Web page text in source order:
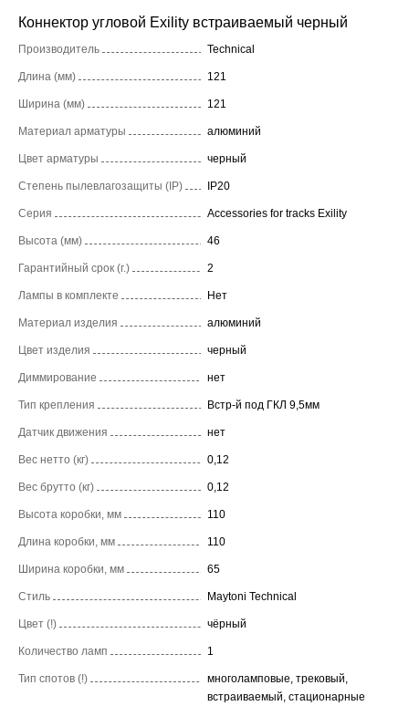
Коннектор угловой Exility встраиваемый черный
Производитель Technical
Длина (мм) 121
Ширина (мм) 121
Материал арматуры алюминий
Цвет арматуры черный
Степень пылевлагозащиты (IP) IP20
Серия Accessories for tracks Exility
Высота (мм) 46
Гарантийный срок (г.) 2
Лампы в комплекте Нет
Материал изделия алюминий
Цвет изделия черный
Диммирование нет
Тип крепления Встр-й под ГКЛ 9,5мм
Датчик движения нет
Вес нетто (кг) 0,12
Вес брутто (кг) 0,12
Высота коробки, мм 110
Длина коробки, мм 110
Ширина коробки, мм 65
Стиль Maytoni Technical
Цвет (!) чёрный
Количество ламп 1
Тип спотов (!)
многоламповые, трековый,
встраиваемый, стационарные